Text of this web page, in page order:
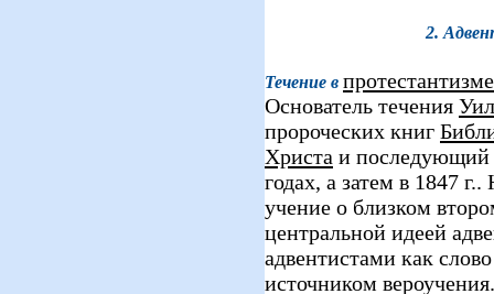
2.
Течение в протестантизме
Основатель течения
пророческих книг
Христа и последующий
годах, а затем в 1847
учение о близком
центральной идеей
адвентистами как
источником вероучения.